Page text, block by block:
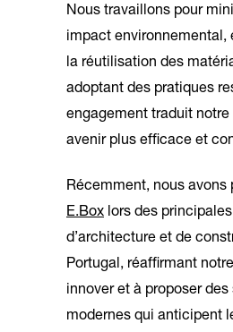
Nous travaillons pour
impact environnemental,
la réutilisation des
adoptant des pratiques
engagement traduit notre
avenir plus efficace et
Récemment, nous avons
E.Box lors des
d’architecture et de
Portugal, réaffirmant
innover et à proposer
modernes qui anticipent